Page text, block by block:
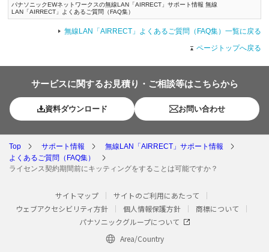
パナソニックEWネットワークスの無線LAN「AIRRECT」サポート情報 無線
LAN「AIRRECT」よくあるご質問（FAQ集）
無線LAN「AIRRECT」よくあるご質問（FAQ集）一覧に戻る
ページトップへ戻る
サービスに関するお見積り・ご相談等はこちらから
資料ダウンロード お問い合わせ
Top サポート情報
無線LAN「AIRRECT」サポート情報
よくあるご質問（FAQ集）
ライセンス契約期間前にキッティングをすることは可能ですか？
サイトマップ
サイトのご利用にあたって
ウェブアクセシビリティ方針
個人情報保護方針
商標について
パナソニックグループについて
Area/Country